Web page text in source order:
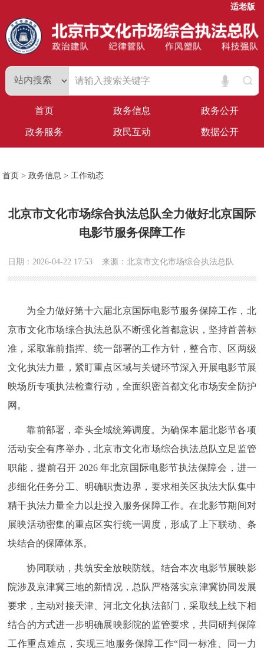
适老版
首页 政务信息 政务公开
政务服务 政民互动 数据公开
首页 >政务信息 > 工作动态
北京市文化市场综合执法总队全力做好北京国际
电影节服务保障工作
日期：2026-04-22 17:53 来源：北京市文化市场综合执法总队
为全力做好第十六届北京国际电影节服务保障工作，北
京市文化市场综合执法总队不断强化首都意识，坚持首善标
准，采取靠前指挥、统一部署的工作方针，整合市、区两级
文化执法力量，紧盯重点区域与关键环节深入开展电影节展
映场所专项执法检查行动，全面织密首都文化市场安全防护
网。
靠前部署，牵头全域统筹调度。为确保本届北影节各项
活动安全有序举办，北京市文化市场综合执法总队立足监管
职能，提前召开 2026 年北京国际电影节执法保障会，进一
步细化任务分工、明确职责边界，要求相关区执法大队集中
精干执法力量全力以赴投入服务保障工作。在北影节期间对
展映活动密集的重点区实行统一调度，形成了上下联动、条
块结合的保障体系。
协同联动，共筑安全放映防线。结合本次电影节展映影
院涉及京津冀三地的新情况，总队严格落实京津冀协同发展
要求，主动对接天津、河北文化执法部门，采取线上线下相
结合的方式进一步明确展映影院的监管要求，共同研判保障
工作重点难点，实现三地服务保障工作“同一标准、同一力